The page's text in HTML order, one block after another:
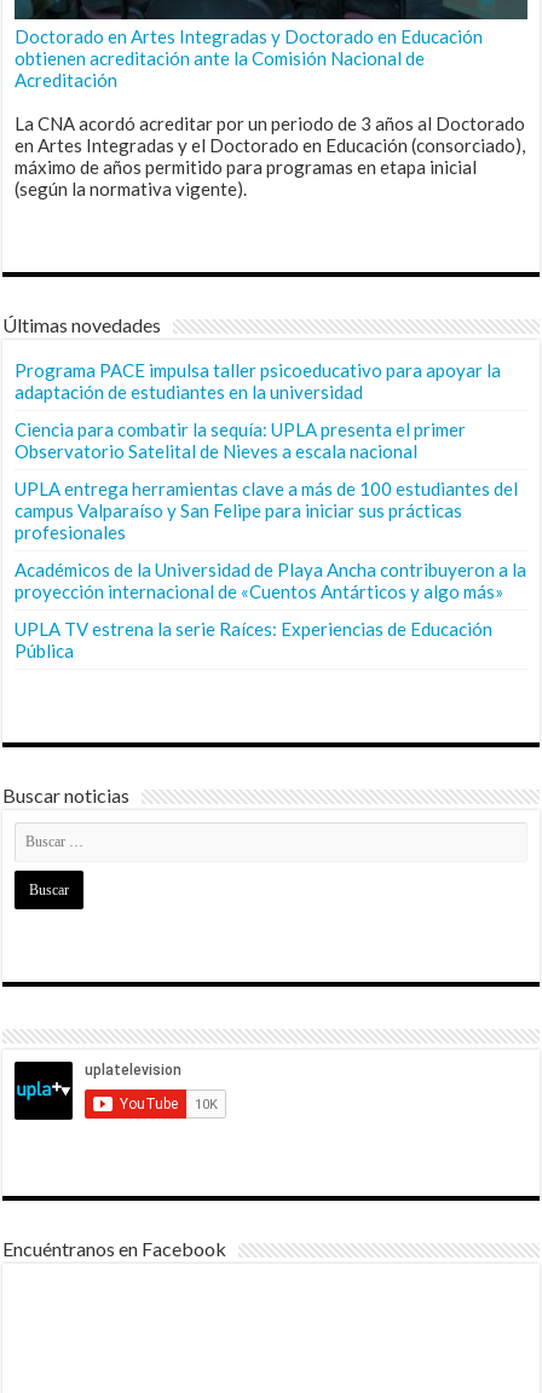
Doctorado en Artes Integradas y Doctorado en Educación
obtienen acreditación ante la Comisión Nacional de
Acreditación
La CNA acordó acreditar por un periodo de 3 años al Doctorado
en Artes Integradas y el Doctorado en Educación (consorciado),
máximo de años permitido para programas en etapa inicial
(según la normativa vigente).
Últimas novedades
Programa PACE impulsa taller psicoeducativo para apoyar la
adaptación de estudiantes en la universidad
Ciencia para combatir la sequía: UPLA presenta el primer
Observatorio Satelital de Nieves a escala nacional
UPLA entrega herramientas clave a más de 100 estudiantes del
campus Valparaíso y San Felipe para iniciar sus prácticas
profesionales
Académicos de la Universidad de Playa Ancha contribuyeron a la
proyección internacional de «Cuentos Antárticos y algo más»
UPLA TV estrena la serie Raíces: Experiencias de Educación
Pública
Buscar noticias
Encuéntranos en Facebook